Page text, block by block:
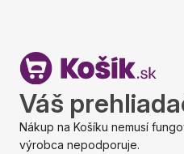
Váš
Nákup na Košíku nemusí
výrobca nepodporuje.